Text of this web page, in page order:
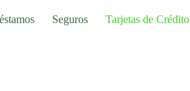
Seguros Tarjetas de Crédito